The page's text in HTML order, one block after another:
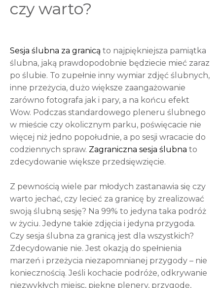
czy warto?
Sesja ślubna za granicą to najpiękniejsza pamiątka
ślubna, jaką prawdopodobnie będziecie mieć zaraz
po ślubie. To zupełnie inny wymiar zdjęć ślubnych,
inne przeżycia, dużo większe zaangażowanie
zarówno fotografa jak i pary, a na końcu efekt
Wow. Podczas standardowego pleneru ślubnego
w mieście czy okolicznym parku, poświęcacie nie
więcej niż jedno popołudnie, a po sesji wracacie do
codziennych spraw. Zagraniczna sesja ślubna to
zdecydowanie większe przedsięwzięcie.
Z pewnością wiele par młodych zastanawia się czy
warto jechać, czy lecieć za granicę by zrealizować
swoją ślubną sesję? Na 99% to jedyna taka podróż
w życiu. Jedyne takie zdjęcia i jedyna przygoda.
Czy sesja ślubna za granicą jest dla wszystkich?
Zdecydowanie nie. Jest okazją do spełnienia
marzeń i przeżycia niezapomnianej przygody – nie
koniecznością. Jeśli kochacie podróże, odkrywanie
niezwykłych miejsc, piękne plenery, przygodę,